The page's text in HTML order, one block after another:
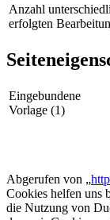
Anzahl
erfolgten
Eingebundene
Vorlage (1)
Abgerufen von „
Cookies helfen uns
die Nutzung von